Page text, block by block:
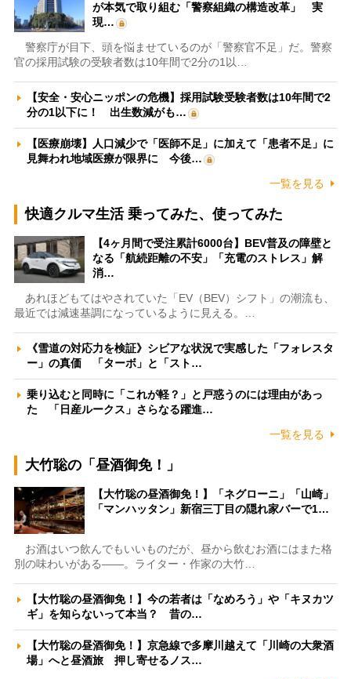
が本気で取り組む「警察組織の構造改革」 実
現…
警察庁が目下、頭を悩ませているのが「警察官不足」だ。警察
官の採用試験の受験者数は10年間で2分の1以…
【安全・安心ニッポンの危機】採用試験受験者数は10年間で2
分の1以下に！ 出生数減がも…
【医療崩壊】人口減少で「医師不足」に加えて「患者不足」に
見舞われ地域医療が限界に 今後…
一覧を見る
快適クルマ生活 乗ってみた、使ってみた
【4ヶ月間で受注累計6000台】BEV普及の障壁と
なる「航続距離の不安」「充電のストレス」解
消…
あれほどもてはやされていた「EV（BEV）シフト」の潮流も、
最近では減速基調になっているように見える。…
《雪道の対応力を検証》シビアな状況で実感した「フォレスタ
ー」の真価 「ターボ」と「スト…
乗り込むと同時に「これが軽？」と戸惑うのには理由があっ
た 「日産ルークス」さらなる躍進…
一覧を見る
大竹聡の「昼酒御免！」
【大竹聡の昼酒御免！】「ネグローニ」「山崎」
「マンハッタン」新宿三丁目の隠れ家バーで1…
お酒はいつ飲んでもいいものだが、昼から飲むお酒にはまた格
別の味わいがある――。ライター・作家の大竹…
【大竹聡の昼酒御免！】今の若者は「なめろう」や「キヌカツ
ギ」を知らないって本当？ 昔の…
【大竹聡の昼酒御免！】京急線で多摩川越えて「川崎の大衆酒
場」へと昼酒旅 押し寄せるノス…